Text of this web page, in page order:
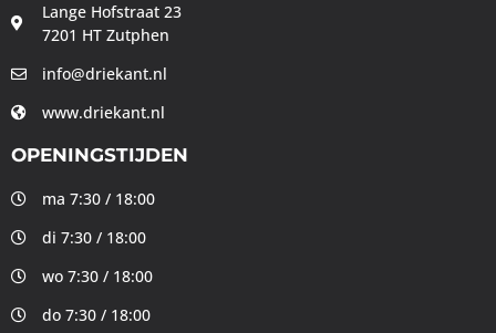
Lange Hofstraat 23
7201 HT Zutphen
info@driekant.nl
www.driekant.nl
OPENINGSTIJDEN
ma 7:30 / 18:00
di 7:30 / 18:00
wo 7:30 / 18:00
do 7:30 / 18:00